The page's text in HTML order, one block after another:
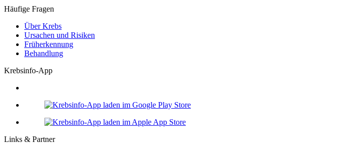
Häufige Fragen
Über Krebs
Ursachen und Risiken
Früherkennung
Behandlung
Krebsinfo-App
Links & Partner